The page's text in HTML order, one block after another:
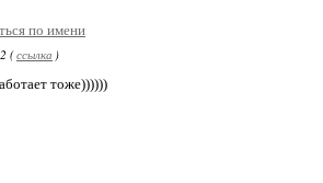
по имени
(ссылка )
тоже))))))